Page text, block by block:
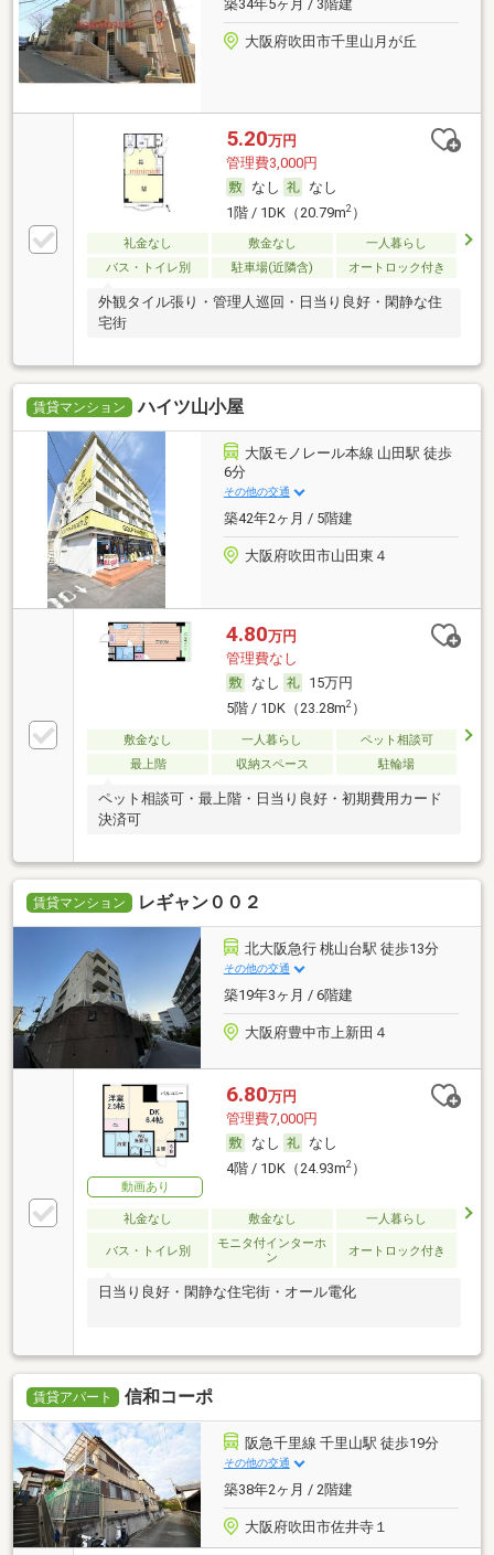
築34年5ヶ月 / 3階建
大阪府吹田市千里山月が丘
5.20万円
管理費3,000円
なし
なし
1階 / 1DK（20.79m2）
礼金なし 敷金なし
一人暮らし
バス・トイレ別
駐車場(近隣含) オートロック付き
外観タイル張り・管理人巡回・日当り良好・閑静な住
宅街
賃貸マンション ハイツ山小屋
大阪モノレール本線 山田駅 徒歩
6分
その他の交通
築42年2ヶ月 / 5階建
大阪府吹田市山田東４
4.80万円
管理費なし
なし
15万円
5階 / 1DK（23.28m2）
敷金なし 一人暮らし
ペット相談可
最上階
収納スペース 駐輪場
ペット相談可・最上階・日当り良好・初期費用カード
決済可
賃貸マンション レギャン００２
北大阪急行 桃山台駅 徒歩13分
その他の交通
築19年3ヶ月 / 6階建
大阪府豊中市上新田４
動画あり
6.80万円
管理費7,000円
なし
なし
4階 / 1DK（24.93m2）
礼金なし 敷金なし 一人暮らし
バス・トイレ別
モニタ付インターホ
ン
オートロック付き
日当り良好・閑静な住宅街・オール電化
賃貸アパート 信和コーポ
阪急千里線 千里山駅 徒歩19分
その他の交通
築38年2ヶ月 / 2階建
大阪府吹田市佐井寺１